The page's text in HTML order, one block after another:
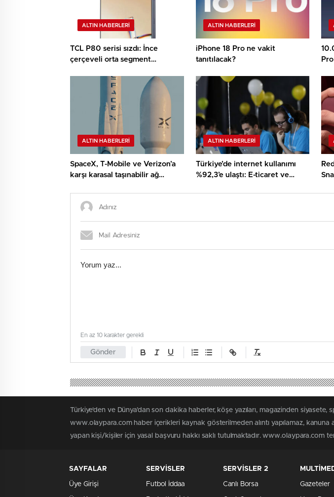
ALTIN HABERLERI
TCL P80 serisi sızdı: İnce
çerçeveli orta segment
ALTIN HABERLERI
iPhone 18 Pro ne vakit
tanıtılacak?
ALTIN HABERLERI
SpaceX, T-Mobile ve Verizon’a
karşı karasal taşınabilir ağ
ALTIN HABERLERI
Türkiye’de internet kullanımı
%92,3’e ulaştı: E-ticaret ve
Gönder
En az 10 karakter gerekli
Türkiye'den ve Dünya’dan son dakika haberler, köşe yazıları, magazinden
www.olaypara.com haber içerikleri kaynak gösterilmeden alıntı yapılamaz, kanuna
yapan kişi/kişiler için yasal başvuru hakkı saklı tutulmaktadır. www.olaypara.com
SAYFALAR
Üye Girişi
SERVİSLER
Futbol İddaa
SERVİSLER 2
Canlı Borsa Gazeteler